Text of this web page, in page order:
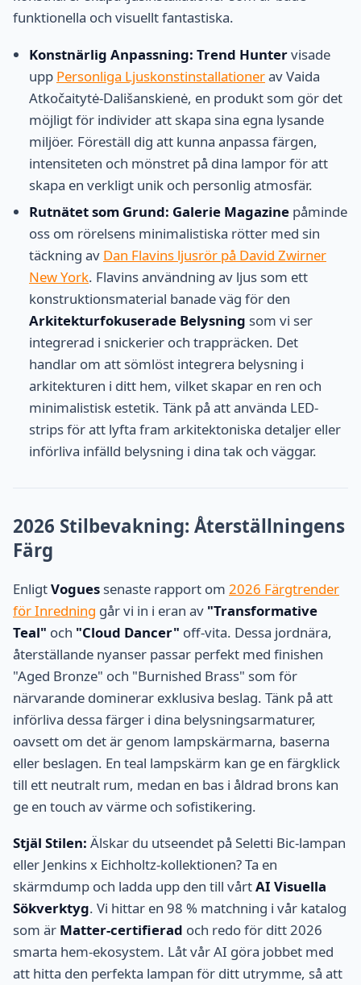
funktionella och visuellt fantastiska.
Konstnärlig Anpassning: Trend Huntervisade
upp Personliga Ljuskonstinstallationerav Vaida
Atkočaitytė-Dališanskienė, en produkt som gör det
möjligt för individer att skapa sina egna lysande
miljöer. Föreställ dig att kunna anpassa färgen,
intensiteten och mönstret på dina lampor för att
skapa en verkligt unik och personlig atmosfär.
Rutnätet som Grund: Galerie Magazine påminde
oss om rörelsens minimalistiska rötter med sin
täckning av Dan Flavins ljusrör på David Zwirner
New York. Flavins användning av ljus som ett
konstruktionsmaterial banade väg för den
Arkitekturfokuserade Belysning som vi ser
integrerad i snickerier och trappräcken. Det
handlar om att sömlöst integrera belysning i
arkitekturen i ditt hem, vilket skapar en ren och
minimalistisk estetik. Tänk på att använda LED-
strips för att lyfta fram arkitektoniska detaljer eller
införliva infälld belysning i dina tak och väggar.
2026 Stilbevakning: Återställningens
Färg
EnligtVogues senaste rapport om 2026 Färgtrender
för Inredning går vi in i eran av "Transformative
Teal" och "Cloud Dancer" off-vita. Dessa jordnära,
återställande nyanser passar perfekt med finishen
"Aged Bronze" och "Burnished Brass" som för
närvarande dominerar exklusiva beslag. Tänk på att
införliva dessa färger i dina belysningsarmaturer,
oavsett om det är genom lampskärmarna, baserna
eller beslagen. En teal lampskärm kan ge en färgklick
till ett neutralt rum, medan en bas i åldrad brons kan
ge en touch av värme och sofistikering.
Stjäl Stilen: Älskar du utseendet på Seletti Bic-lampan
eller Jenkins x Eichholtz-kollektionen? Ta en
skärmdump och ladda upp den till vårtAI Visuella
Sökverktyg. Vi hittar en 98 % matchning i vår katalog
som är Matter-certifierad och redo för ditt 2026
smarta hem-ekosystem. Låt vår AI göra jobbet med
att hitta den perfekta lampan för ditt utrymme, så att